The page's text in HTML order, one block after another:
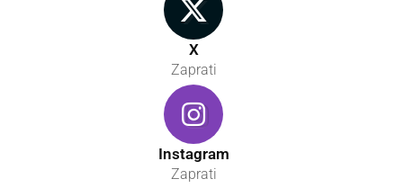
X
Zaprati
Instagram
Zaprati